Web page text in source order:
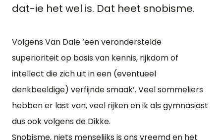
dat-ie het wel is. Dat heet snobisme.
Volgens Van Dale ‘een veronderstelde
superioriteit op basis van kennis, rijkdom of
intellect die zich uit in een (eventueel
denkbeeldige) verfijnde smaak’. Veel sommeliers
hebben er last van, veel rijken en ik als gymnasiast
dus ook volgens de Dikke.
Snobisme, niets menselijks is ons vreemd en het